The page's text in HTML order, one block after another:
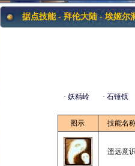
据点技能 - 拜伦大陆 - 埃姬尔
· 妖精岭 · 石锤镇
图示 技能名
遥远意